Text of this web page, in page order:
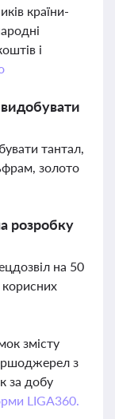
країни-
і
тантал,
золото
розробку
на 50
корисних
змісту
з
за добу
LIGA360.